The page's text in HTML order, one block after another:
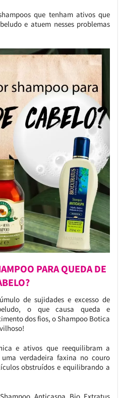
que tenham ativos que
e atuem nesses problemas
PARA QUEDA DE
de sujidades e excesso de
o que causa queda e
dos fios, o Shampoo Botica
e ativos que reequilibram a
verdadeira faxina no couro
obstruídos e equilibrando a